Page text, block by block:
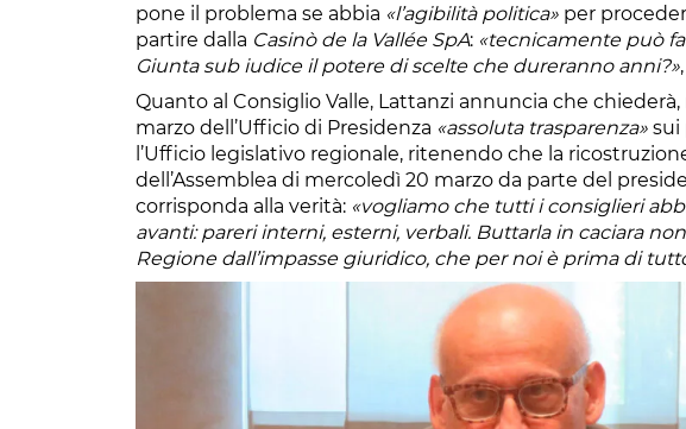
pone il problema se abbia «l’agibilità politica» per
partire dalla Casinò de la Vallée SpA: «tecnicamente può
Giunta sub iudice il potere di scelte che dureranno anni?»
Quanto al Consiglio Valle, Lattanzi annuncia che
marzo dell’Ufficio di Presidenza «assoluta trasparenza» sui
l’Ufficio legislativo regionale, ritenendo che la
dell’Assemblea di mercoledì 20 marzo da parte del
corrisponda alla verità: «vogliamo che tutti i consiglieri
avanti: pareri interni, esterni, verbali. Buttarla in caciara
Regione dall’impasse giuridico, che per noi è prima di